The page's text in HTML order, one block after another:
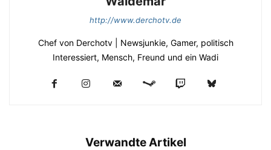
http://www.derchotv.de
Chef von Derchotv | Newsjunkie, Gamer, politisch
Interessiert, Mensch, Freund und ein Wadi
Verwandte Artikel